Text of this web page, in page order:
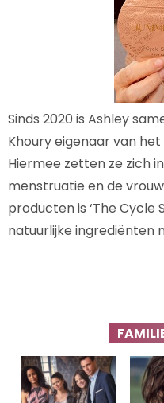
Sinds 2020 is Ashley
Khoury eigenaar van het
Hiermee zetten ze zich
menstruatie en de
producten is ‘The Cycle
natuurlijke ingrediënten